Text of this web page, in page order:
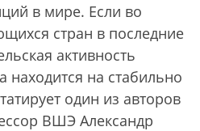
в мире. Если во
стран в последние
активность
находится на стабильно
один из авторов
ВШЭ Александр